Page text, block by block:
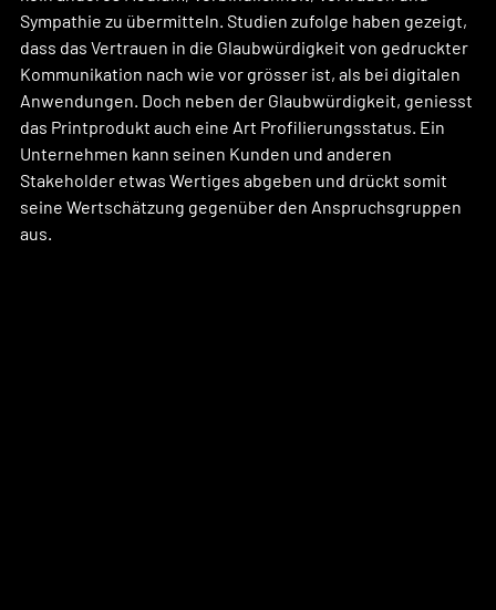
Sympathie zu übermitteln. Studien zufolge haben gezeigt,
dass das Vertrauen in die Glaubwürdigkeit von gedruckter
Kommunikation nach wie vor grösser ist, als bei digitalen
Anwendungen. Doch neben der Glaubwürdigkeit, geniesst
das Printprodukt auch eine Art Profilierungsstatus. Ein
Unternehmen kann seinen Kunden und anderen
Stakeholder etwas Wertiges abgeben und drückt somit
seine Wertschätzung gegenüber den Anspruchsgruppen
aus.